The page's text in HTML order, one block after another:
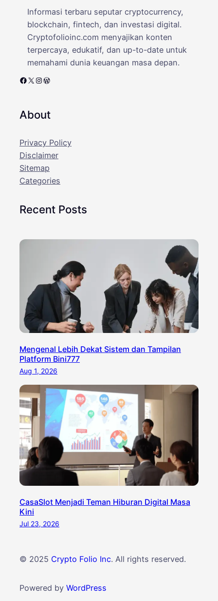
Informasi terbaru seputar cryptocurrency,
blockchain, fintech, dan investasi digital.
Cryptofolioinc.com menyajikan konten
terpercaya, edukatif, dan up-to-date untuk
memahami dunia keuangan masa depan.
Facebook X Instagram WordPress
About
Privacy Policy
Disclaimer
Sitemap
Categories
Recent Posts
Mengenal Lebih Dekat Sistem dan Tampilan
Platform Bini777
Aug 1, 2026
CasaSlot Menjadi Teman Hiburan Digital Masa
Kini
Jul 23, 2026
© 2025 Crypto Folio Inc. All rights reserved.
Powered by WordPress